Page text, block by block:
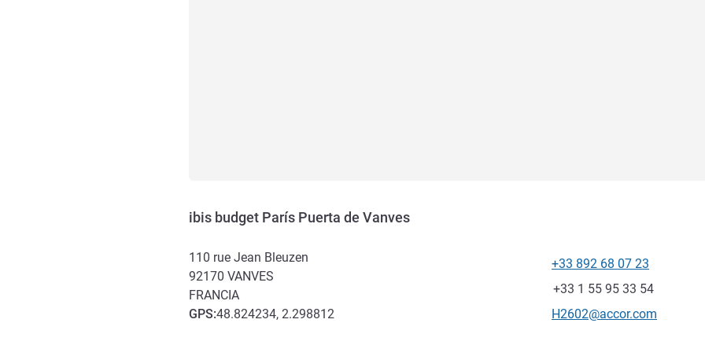
ibis budget París Puerta de Vanves
110 rue Jean Bleuzen
92170 VANVES
FRANCIA
GPS:48.824234, 2.298812
Teléfono
+33 892 68 07 23
Fax
+33 1 55 95 33 54
Correo electrónico de
H2602@accor.com